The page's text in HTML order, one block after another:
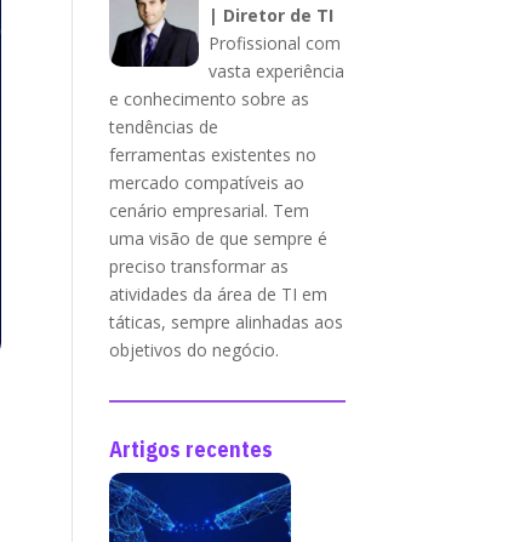
| Diretor de TI
Profissional com
vasta experiência
e conhecimento sobre as
tendências de
ferramentas existentes no
mercado compatíveis ao
cenário empresarial. Tem
uma visão de que sempre é
preciso transformar as
atividades da área de TI em
táticas, sempre alinhadas aos
objetivos do negócio.
Artigos recentes